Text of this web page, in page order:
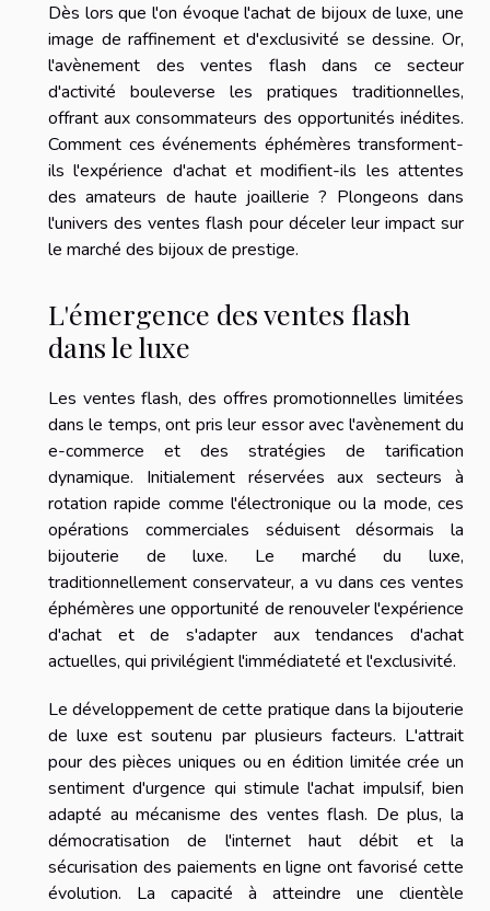
Dès lors que l'on évoque l'achat de bijoux de luxe, une
image de raffinement et d'exclusivité se dessine. Or,
l'avènement des ventes flash dans ce secteur
d'activité bouleverse les pratiques traditionnelles,
offrant aux consommateurs des opportunités inédites.
Comment ces événements éphémères transforment-
ils l'expérience d'achat et modifient-ils les attentes
des amateurs de haute joaillerie ? Plongeons dans
l'univers des ventes flash pour déceler leur impact sur
le marché des bijoux de prestige.
L'émergence des ventes flash
dans le luxe
Les ventes flash, des offres promotionnelles limitées
dans le temps, ont pris leur essor avec l'avènement du
e-commerce et des stratégies de tarification
dynamique. Initialement réservées aux secteurs à
rotation rapide comme l'électronique ou la mode, ces
opérations commerciales séduisent désormais la
bijouterie de luxe. Le marché du luxe,
traditionnellement conservateur, a vu dans ces ventes
éphémères une opportunité de renouveler l'expérience
d'achat et de s'adapter aux tendances d'achat
actuelles, qui privilégient l'immédiateté et l'exclusivité.
Le développement de cette pratique dans la bijouterie
de luxe est soutenu par plusieurs facteurs. L'attrait
pour des pièces uniques ou en édition limitée crée un
sentiment d'urgence qui stimule l'achat impulsif, bien
adapté au mécanisme des ventes flash. De plus, la
démocratisation de l'internet haut débit et la
sécurisation des paiements en ligne ont favorisé cette
évolution. La capacité à atteindre une clientèle